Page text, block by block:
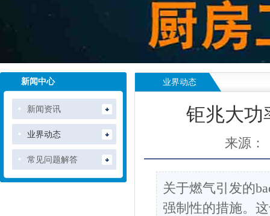
新闻中心
新闻资讯
业界动态
常见问题解答
业界动态
钜兆大功
来源：
关于燃气引发的
强制性的措施。